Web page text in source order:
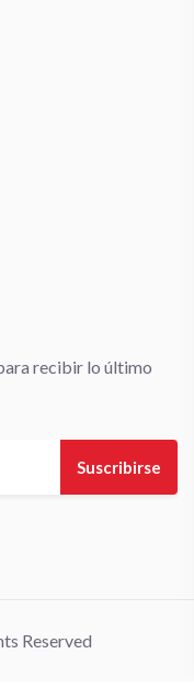
recibir lo último
Suscribirse
Reserved